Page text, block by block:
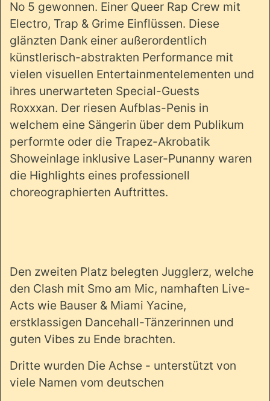
No 5 gewonnen. Einer Queer Rap Crew mit
Electro, Trap & Grime Einflüssen. Diese
glänzten Dank einer außerordentlich
künstlerisch-abstrakten Performance mit
vielen visuellen Entertainmentelementen und
ihres unerwarteten Special-Guests
Roxxxan. Der riesen Aufblas-Penis in
welchem eine Sängerin über dem Publikum
performte oder die Trapez-Akrobatik
Showeinlage inklusive Laser-Punanny waren
die Highlights eines professionell
choreographierten Auftrittes.
Den zweiten Platz belegten Jugglerz, welche
den Clash mit Smo am Mic, namhaften Live-
Acts wie Bauser & Miami Yacine,
erstklassigen Dancehall-Tänzerinnen und
guten Vibes zu Ende brachten.
Dritte wurden Die Achse - unterstützt von
viele Namen vom deutschen